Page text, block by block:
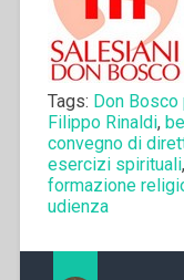
Tags: Don
Filippo Rinaldi,
convegno di
esercizi spirituali,
formazione
udienza